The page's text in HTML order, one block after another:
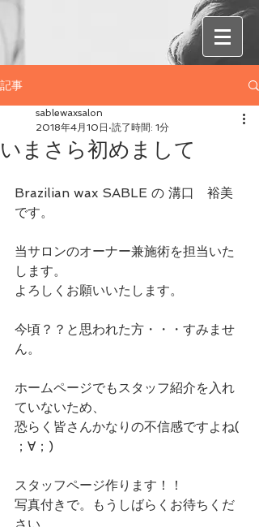
記事
いまさら初めまして
sablewaxsalon
2018年4月10日 読了時間: 1分
Brazilian wax SABLE の 溝口　裕美
です。
当サロンのオーナー兼施術を担当いた
します。
よろしくお願いいたします。
今頃？？と思われた方・・・すみませ
ん。
ホームページでもスタッフ紹介を入れ
ていないため、
恐らく皆さんかなりの不信感ですよね(
；∀；)
スタッフページ作ります！！
写真付きで。もうしばらくお待ちくだ